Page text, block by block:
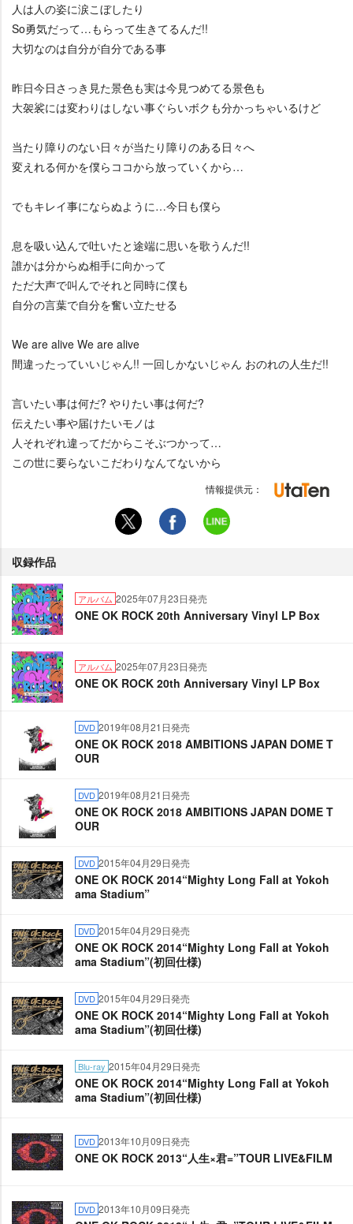
人は人の姿に涙こぼしたり
So勇気だって…もらって生きてるんだ!!
大切なのは自分が自分である事
昨日今日さっき見た景色も実は今見つめてる景色も
大袈裟には変わりはしない事ぐらいボクも分かっちゃいるけど
当たり障りのない日々が当たり障りのある日々へ
変えれる何かを僕らココから放っていくから…
でもキレイ事にならぬように…今日も僕ら
息を吸い込んで吐いたと途端に思いを歌うんだ!!
誰かは分からぬ相手に向かって
ただ大声で叫んでそれと同時に僕も
自分の言葉で自分を奮い立たせる
We are alive We are alive
間違ったっていいじゃん!! 一回しかないじゃん おのれの人生だ!!
言いたい事は何だ? やりたい事は何だ?
伝えたい事や届けたいモノは
人それぞれ違ってだからこそぶつかって…
この世に要らないこだわりなんてないから
情報提供元：
収録作品
アルバム 2025年07月23日発売
ONE OK ROCK 20th Anniversary Vinyl LP Box
アルバム 2025年07月23日発売
ONE OK ROCK 20th Anniversary Vinyl LP Box
DVD 2019年08月21日発売
ONE OK ROCK 2018 AMBITIONS JAPAN DOME T
OUR
DVD 2019年08月21日発売
ONE OK ROCK 2018 AMBITIONS JAPAN DOME T
OUR
DVD 2015年04月29日発売
ONE OK ROCK 2014“Mighty Long Fall at Yokoh
ama Stadium”
DVD 2015年04月29日発売
ONE OK ROCK 2014“Mighty Long Fall at Yokoh
ama Stadium”(初回仕様)
DVD 2015年04月29日発売
ONE OK ROCK 2014“Mighty Long Fall at Yokoh
ama Stadium”(初回仕様)
Blu-ray 2015年04月29日発売
ONE OK ROCK 2014“Mighty Long Fall at Yokoh
ama Stadium”(初回仕様)
DVD 2013年10月09日発売
ONE OK ROCK 2013“人生×君=”TOUR LIVE&FILM
DVD 2013年10月09日発売